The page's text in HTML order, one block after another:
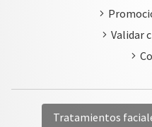
Validar
Tratamientos